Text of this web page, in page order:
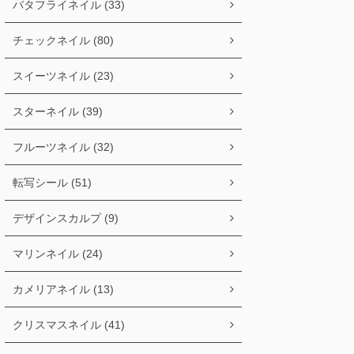
バタフライネイル (33)
チェックネイル (80)
スイーツネイル (23)
スターネイル (39)
フルーツネイル (32)
転写シール (51)
デザインスカルプ (9)
マリンネイル (24)
カメリアネイル (13)
クリスマスネイル (41)